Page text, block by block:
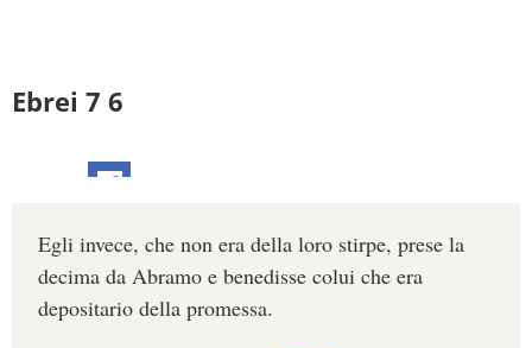
Ebrei 7 6
Egli invece, che non era della loro stirpe, prese la
decima da Abramo e benedisse colui che era
depositario della promessa.